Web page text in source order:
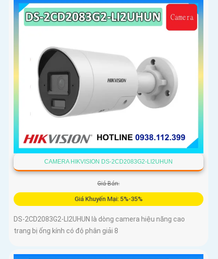
CAMERA HIKVISION DS-2CD2083G2-LI2UHUN
Giá Bán:
Giá Khuyến Mại: 5%-35%
DS-2CD2083G2-LI2UHUN là dòng camera hiệu năng cao
trang bị ống kính có độ phân giải 8